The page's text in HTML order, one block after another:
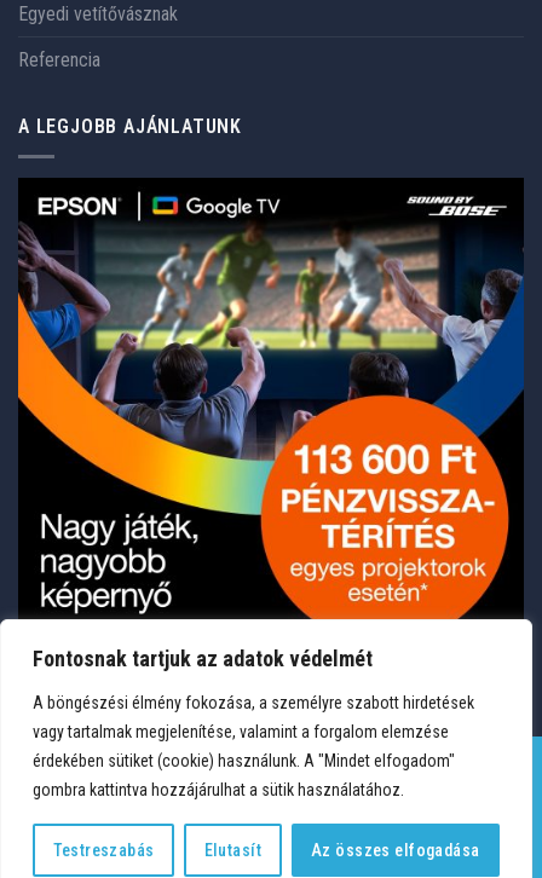
Fontosnak tartjuk az adatok védelmét
A böngészési élmény fokozása, a személyre szabott hirdetések
vagy tartalmak megjelenítése, valamint a forgalom elemzése
érdekében sütiket (cookie) használunk. A "Mindet elfogadom"
gombra kattintva hozzájárulhat a sütik használatához.
Testreszabás Elutasít Az összes elfogadása
Egyedi vetítővásznak
Referencia
A LEGJOBB AJÁNLATUNK
Copyright 2026 © Medium Hungary Kft. Minden jog fenntartva.